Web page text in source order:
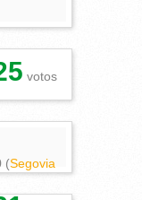
votos
(Segovia